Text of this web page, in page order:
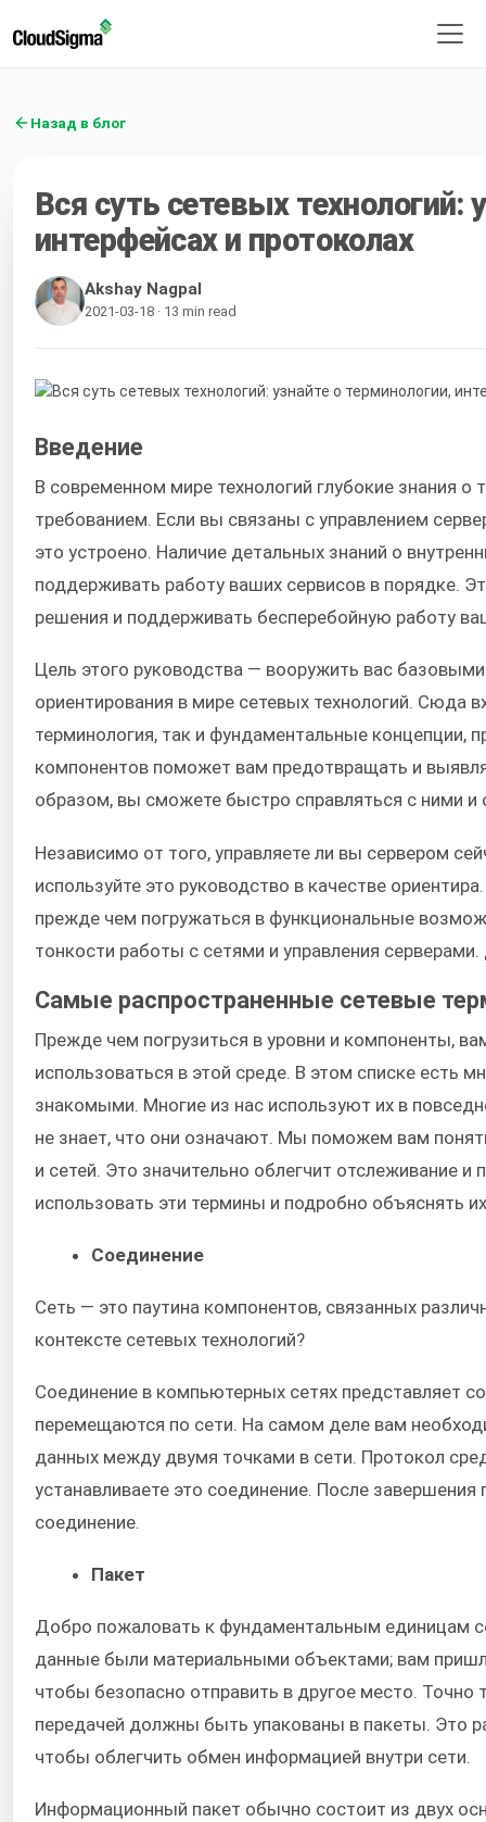
Назад в блог
Вся суть сетевых технологий:
интерфейсах и протоколах
Akshay Nagpal
2021-03-18 · 13 min read
Введение
В современном мире технологий глубокие знания
требованием. Если вы связаны с управлением
это устроено. Наличие детальных знаний о
поддерживать работу ваших сервисов в порядке.
решения и поддерживать бесперебойную работу
Цель этого руководства — вооружить вас
ориентирования в мире сетевых технологий. Сюда
терминология, так и фундаментальные концепции,
компонентов поможет вам предотвращать и
образом, вы сможете быстро справляться с ними
Независимо от того, управляете ли вы сервером
используйте это руководство в качестве
прежде чем погружаться в функциональные
тонкости работы с сетями и управления
Самые распространенные сетевые
Прежде чем погрузиться в уровни и компоненты,
использоваться в этой среде. В этом списке есть
знакомыми. Многие из нас используют их в
не знает, что они означают. Мы поможем вам
и сетей. Это значительно облегчит отслеживание
использовать эти термины и подробно объяснять
Соединение
Сеть — это паутина компонентов, связанных
контексте сетевых технологий?
Соединение в компьютерных сетях представляет
перемещаются по сети. На самом деле вам
данных между двумя точками в сети. Протокол
устанавливаете это соединение. После
соединение.
Пакет
Добро пожаловать к фундаментальным единицам
данные были материальными объектами; вам
чтобы безопасно отправить в другое место.
передачей должны быть упакованы в пакеты. Это
чтобы облегчить обмен информацией внутри сети.
Информационный пакет обычно состоит из двух